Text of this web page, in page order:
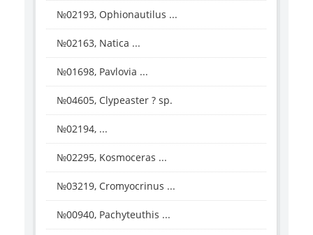
№02193, Ophionautilus ...
№02163, Natica ...
№01698, Pavlovia ...
№04605, Clypeaster ? sp.
№02194, ...
№02295, Kosmoceras ...
№03219, Cromyocrinus ...
№00940, Pachyteuthis ...